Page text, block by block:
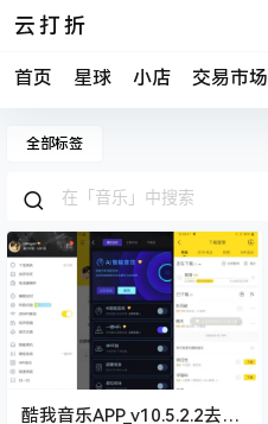
云打折
首页 星球 小店 交易市场
全部标签
酷我音乐APP_v10.5.2.2去广